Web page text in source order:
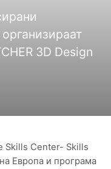
3D Design
Skills Center- Skills
Европа и програма